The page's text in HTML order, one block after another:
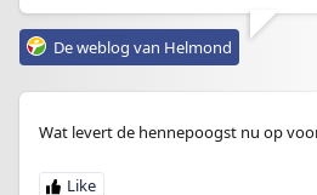
De weblog van Helmond
Wat levert de hennepoogst nu op